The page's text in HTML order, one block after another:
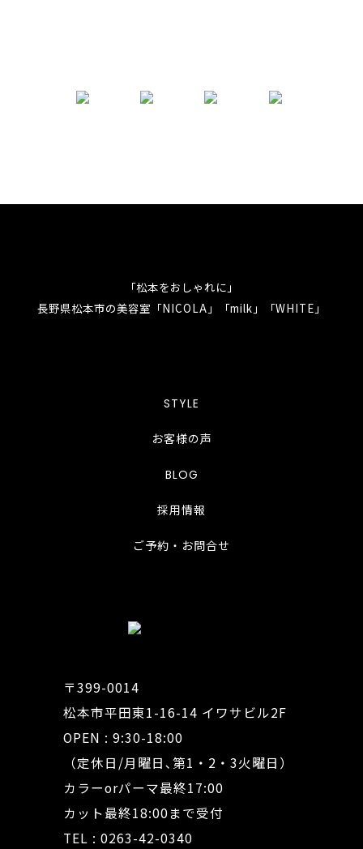
「松本をおしゃれに」
長野県松本市の美容室「NICOLA」「milk」「WHITE」
STYLE
お客様の声
BLOG
採用情報
ご予約・お問合せ
〒399-0014
松本市平田東1-16-14 イワサビル2F
OPEN : 9:30-18:00
（定休日/月曜日､第1・2・3火曜日）
カラーorパーマ最終17:00
カット最終18:00まで受付
TEL : 0263-42-0340